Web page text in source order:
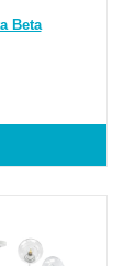
Beta